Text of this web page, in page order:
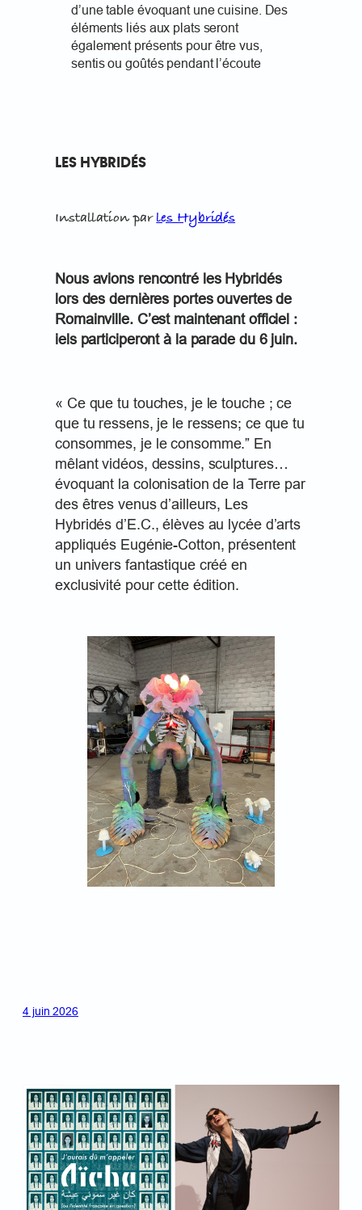
d’une table évoquant une cuisine. Des
éléments liés aux plats seront
également présents pour être vus,
sentis ou goûtés pendant l’écoute
LES HYBRIDÉS
Installation parles Hybridés
Nous avions rencontré les Hybridés
lors des dernières portes ouvertes de
Romainville. C’est maintenant officiel :
iels participeront à la parade du 6 juin.
« Ce que tu touches, je le touche ; ce
que tu ressens, je le ressens; ce que tu
consommes, je le consomme.” En
mêlant vidéos, dessins, sculptures…
évoquant la colonisation de la Terre par
des êtres venus d’ailleurs, Les
Hybridés d’E.C., élèves au lycée d’arts
appliqués Eugénie-Cotton, présentent
un univers fantastique créé en
exclusivité pour cette édition.
4 juin 2026